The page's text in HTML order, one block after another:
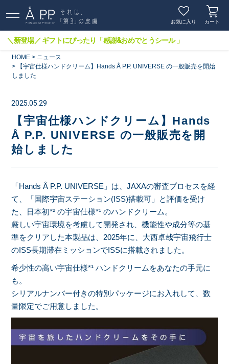
お気に入り カート
＼新登場／ ギフトにぴったり「感謝&おめでとうシール 」
HOME
ニュース
【宇宙仕様ハンドクリーム】Hands Å P.P. UNIVERSE の一般販売を開始
しました
2025.05.29
【宇宙仕様ハンドクリーム】Hands
Å P.P. UNIVERSE の一般販売を開
始しました
「Hands Å P.P. UNIVERSE」は、JAXAの審査プロセスを経
て、「国際宇宙ステーション(ISS)搭載可」と評価を受け
た、日本初*² の宇宙仕様*¹ のハンドクリーム。
厳しい宇宙環境を考慮して開発され、機能性や成分等の基
準をクリアした本製品は、2025年に、大西卓哉宇宙飛行士
のISS長期滞在ミッションでISSに搭載されました。
希少性の高い宇宙仕様*¹ ハンドクリームをあなたの手元に
も。
シリアルナンバー付きの特別パッケージにお入れして、数
量限定でご用意しました。